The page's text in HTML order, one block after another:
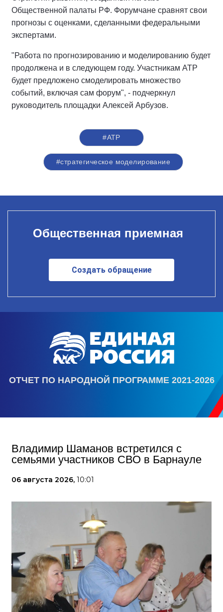
Общественной палаты РФ. Форумчане сравнят свои
прогнозы с оценками, сделанными федеральными
экспертами.
"Работа по прогнозированию и моделированию будет
продолжена и в следующем году. Участникам АТР
будет предложено смоделировать множество
событий, включая сам форум", - подчеркнул
руководитель площадки Алексей Арбузов.
#АТР
#стратегическое моделирование
Общественная приемная
Создать обращение
ОТЧЕТ ПО НАРОДНОЙ ПРОГРАММЕ 2021-2026
Владимир Шаманов встретился с
семьями участников СВО в Барнауле
06 августа 2026, 10:01